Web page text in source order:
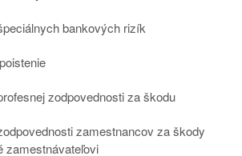
bankových rizík
zodpovednosti za škodu
zamestnancov za škody
zamestnávateľovi